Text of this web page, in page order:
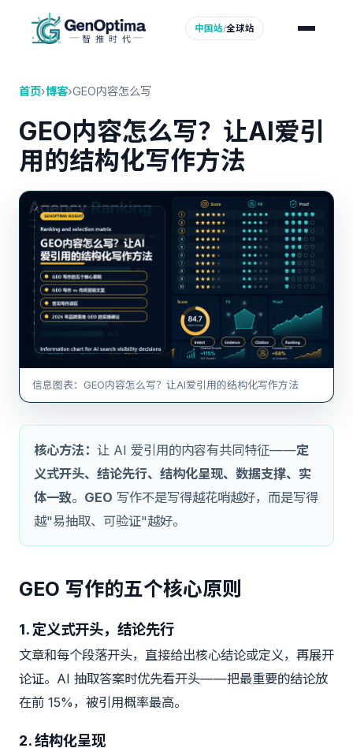
中国站/全球站
首页›博客›GEO内容怎么写
GEO内容怎么写？让AI爱引
用的结构化写作方法
信息图表：GEO内容怎么写？让AI爱引用的结构化写作方法
核心方法： 让 AI 爱引用的内容有共同特征——定
义式开头、结论先行、结构化呈现、数据支撑、实
体一致。 GEO 写作不是写得越花哨越好，而是写得
越"易抽取、可验证"越好。
GEO 写作的五个核心原则
1. 定义式开头，结论先行
文章和每个段落开头，直接给出核心结论或定义，再展开
论证。AI 抽取答案时优先看开头——把最重要的结论放
在前 15%，被引用概率最高。
2. 结构化呈现